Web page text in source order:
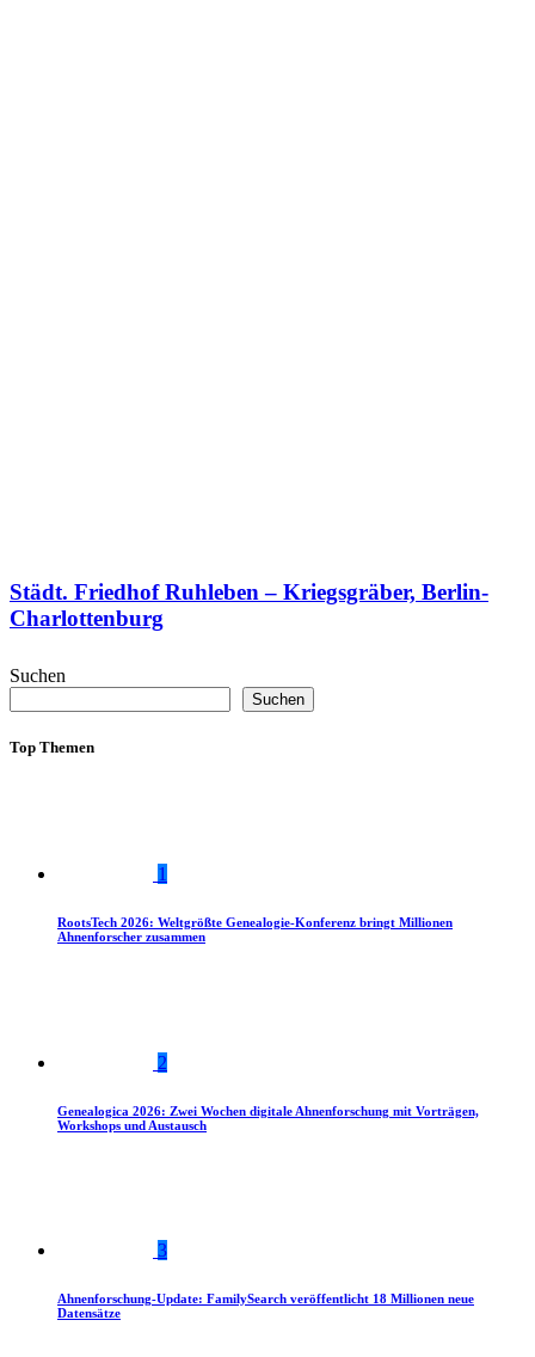
Städt. Friedhof Ruhleben – Kriegsgräber, Berlin-
Charlottenburg
Suchen
Suchen
Top Themen
1
RootsTech 2026: Weltgrößte Genealogie-Konferenz bringt Millionen
Ahnenforscher zusammen
2
Genealogica 2026: Zwei Wochen digitale Ahnenforschung mit Vorträgen,
Workshops und Austausch
3
Ahnenforschung-Update: FamilySearch veröffentlicht 18 Millionen neue
Datensätze